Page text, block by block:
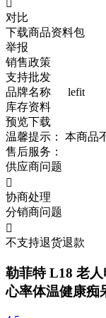
对比
下载商品资料包
举报
销售政策
支持批发
品牌名称
lefit
库存资料
预览下载
温馨提示：
本商品
售后服务：
供应商问题

协商处理
分销商问题

不支持退货退款
勒菲特 L18 老
心率体温健康痴